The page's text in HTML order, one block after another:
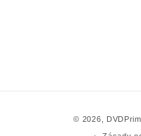
© 2026,